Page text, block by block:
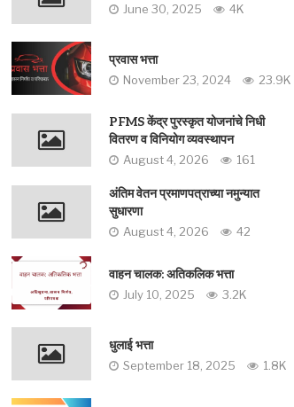
June 30, 2025 4K
प्रवास भत्ता
November 23, 2024 23.9K
PFMS केंद्र पुरस्कृत योजनांचे निधी
वितरण व विनियोग व्यवस्थापन
August 4, 2026 161
अंतिम वेतन प्रमाणपत्राच्या नमुन्यात
सुधारणा
August 4, 2026 42
वाहन चालक: अतिकलिक भत्ता
July 10, 2025 3.2K
धुलाई भत्ता
September 18, 2025 1.8K